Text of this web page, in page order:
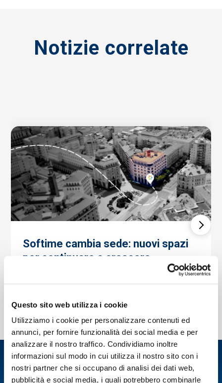
Questo sito web utilizza i cookie
Utilizziamo i cookie per personalizzare contenuti ed
annunci, per fornire funzionalità dei social media e per
analizzare il nostro traffico. Condividiamo inoltre
informazioni sul modo in cui utilizza il nostro sito con i
nostri partner che si occupano di analisi dei dati web,
pubblicità e social media, i quali potrebbero combinarle
Notizie correlate
Softime cambia sede: nuovi spazi
per continuare a crescere
03/08/2026
LEGGI DI PIÙ